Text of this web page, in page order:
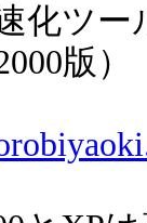
化ツー
版）